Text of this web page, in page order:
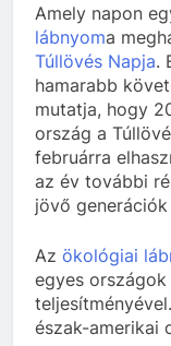
Amely napon
lábnyoma
Túllövés Napja.
hamarabb
mutatja, hogy
ország a
februárra
az év további
jövő
Az ökológiai
egyes
észak-amerikai